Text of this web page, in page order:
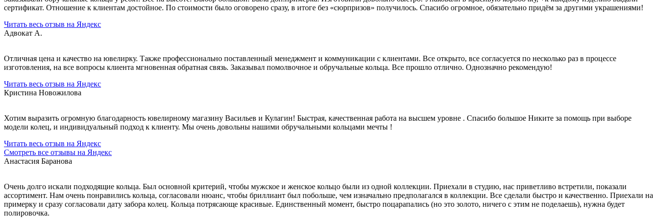
сертификат. Отношение к клиентам достойное. По стоимости было оговорено сразу, в итоге без «сюрпризов» получилось. Спасибо огромное, обязательно придём за другими украшениями!
Читать весь отзыв на Яндекс
Адвокат А.
Отличная цена и качество на ювелирку. Также профессионально поставленный менеджмент и коммуникации с клиентами. Все открыто, все согласуется по несколько раз в процессе
изготовления, на все вопросы клиента мгновенная обратная связь. Заказывал помолвочное и обручальные кольца. Все прошло отлично. Однозначно рекомендую!
Читать весь отзыв на Яндекс
Кристина Новожилова
Хотим выразить огромную благодарность ювелирному магазину Васильев и Кулагин! Быстрая, качественная работа на высшем уровне . Спасибо большое Никите за помощь при выборе
модели колец, и индивидуальный подход к клиенту. Мы очень довольны нашими обручальными кольцами мечты !
Читать весь отзыв на Яндекс
Смотреть все отзывы на Яндекс
Анастасия Баранова
Очень долго искали подходящие кольца. Был основной критерий, чтобы мужское и женское кольцо были из одной коллекции. Приехали в студию, нас приветливо встретили, показали
ассортимент. Нам очень понравились кольца, согласовали нюанс, чтобы бриллиант был побольше, чем изначально предполагался в коллекции. Все сделали быстро и качественно. Приехали на
примерку и сразу согласовали дату забора колец. Кольца потрясающе красивые. Единственный момент, быстро поцарапались (но это золото, ничего с этим не поделаешь), нужна будет
полировочка.